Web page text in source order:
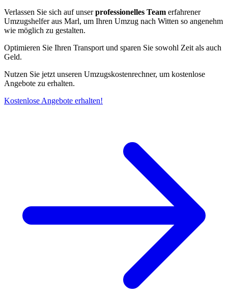
Verlassen Sie sich auf unserprofessionelles Team erfahrener
Umzugshelfer aus Marl, um Ihren Umzug nach Witten so angenehm
wie möglich zu gestalten.
Optimieren Sie Ihren Transport und sparen Sie sowohl Zeit als auch
Geld.
Nutzen Sie jetzt unseren Umzugskostenrechner, um kostenlose
Angebote zu erhalten.
Kostenlose Angebote erhalten!